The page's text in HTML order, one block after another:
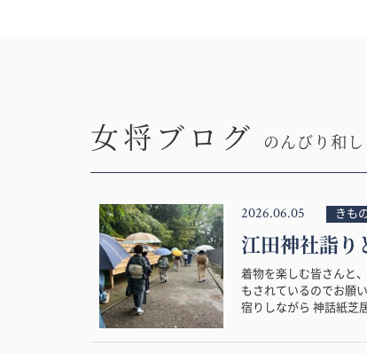
女将ブログ のんびり和
2026.06.05 きも
江田神社詣
着物を楽しむ皆さんと
もされているのでお願
宿りしながら 神話紙芝